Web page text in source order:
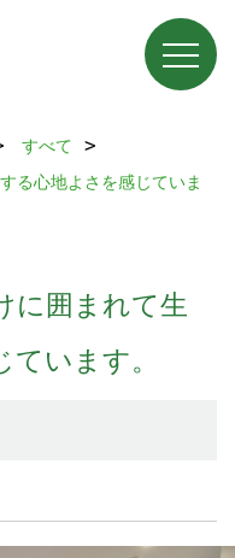
すべて
る心地よさを感じていま
に囲まれて生
います。